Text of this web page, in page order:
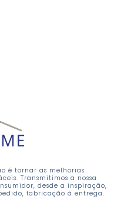
é tornar as melhorias
Transmitimos a nossa
desde a inspiração,
fabricação à entrega.